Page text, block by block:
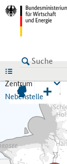
Zentrum
Nebenstelle+